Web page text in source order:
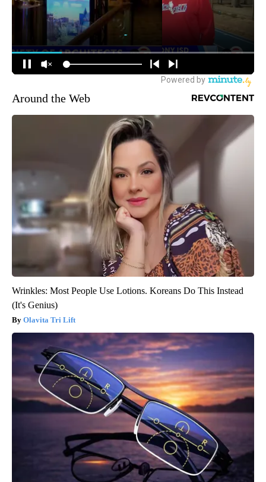
Around the Web
Wrinkles: Most People Use Lotions. Koreans Do This Instead
(It's Genius)
Olavita Tri Lift